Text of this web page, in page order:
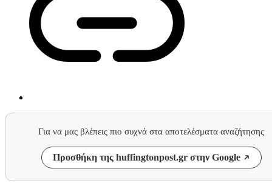
Για να μας βλέπεις πιο συχνά στα αποτελέσματα αναζήτησης
Προσθήκη της huffingtonpost.gr στην Google